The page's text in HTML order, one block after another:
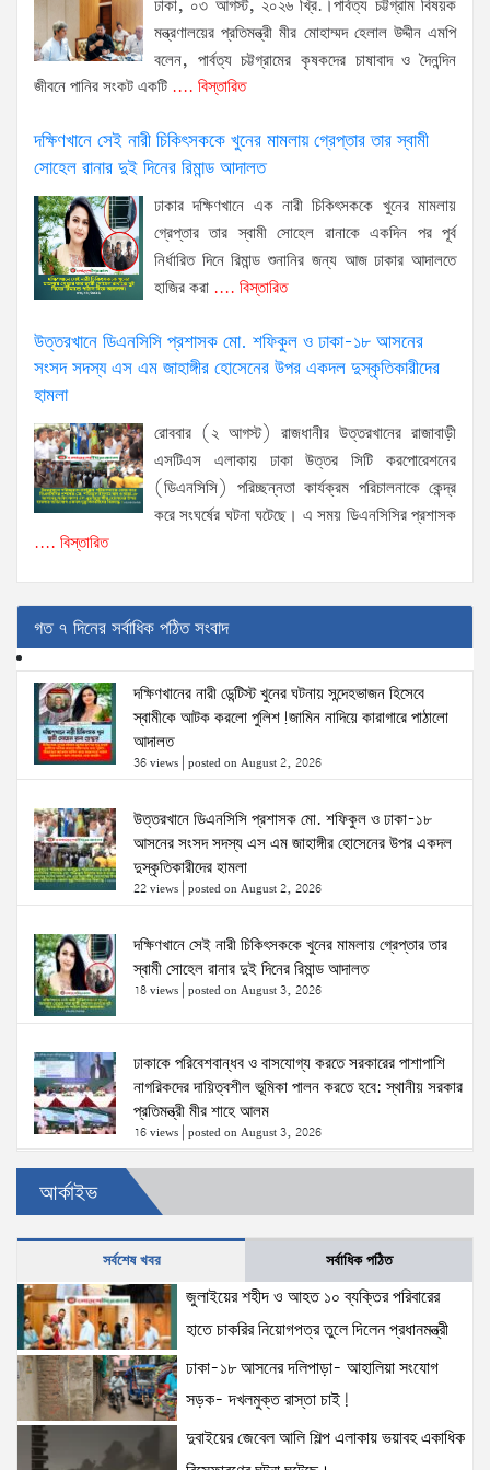
ঢাকা, ০৩ আগস্ট, ২০২৬ খ্রি.।পার্বত্য চট্টগ্রাম বিষয়ক
মন্ত্রণালয়ের প্রতিমন্ত্রী মীর মোহাম্মদ হেলাল উদ্দীন এমপি
বলেন, পার্বত্য চট্টগ্রামের কৃষকদের চাষাবাদ ও দৈনন্দিন
জীবনে পানির সংকট একটি .... বিস্তারিত
দক্ষিণখানে সেই নারী চিকিৎসককে খুনের মামলায় গ্রেপ্তার তার স্বামী
সোহেল রানার দুই দিনের রিমান্ড আদালত
ঢাকার দক্ষিণখানে এক নারী চিকিৎসককে খুনের মামলায়
গ্রেপ্তার তার স্বামী সোহেল রানাকে একদিন পর পূর্ব
নির্ধারিত দিনে রিমান্ড শুনানির জন্য আজ ঢাকার আদালতে
হাজির করা .... বিস্তারিত
উত্তরখানে ডিএনসিসি প্রশাসক মো. শফিকুল ও ঢাকা-১৮ আসনের
সংসদ সদস্য এস এম জাহাঙ্গীর হোসেনের উপর একদল দুস্কৃতিকারীদের
হামলা
রোববার (২ আগস্ট) রাজধানীর উত্তরখানের রাজাবাড়ী
এসটিএস এলাকায় ঢাকা উত্তর সিটি করপোরেশনের
(ডিএনসিসি) পরিচ্ছন্নতা কার্যক্রম পরিচালনাকে কেন্দ্র
করে সংঘর্ষের ঘটনা ঘটেছে। এ সময় ডিএনসিসির প্রশাসক
.... বিস্তারিত
গত ৭ দিনের সর্বাধিক পঠিত সংবাদ
দক্ষিণখানের নারী ডেন্টিস্ট খুনের ঘটনায় সন্দেহভাজন হিসেবে
স্বামীকে আটক করলো পুলিশ!জামিন নাদিয়ে কারাগারে পাঠালো
আদালত
36 views posted on August 2, 2026
উত্তরখানে ডিএনসিসি প্রশাসক মো. শফিকুল ও ঢাকা-১৮
আসনের সংসদ সদস্য এস এম জাহাঙ্গীর হোসেনের উপর একদল
দুস্কৃতিকারীদের হামলা
22 views posted on August 2, 2026
দক্ষিণখানে সেই নারী চিকিৎসককে খুনের মামলায় গ্রেপ্তার তার
স্বামী সোহেল রানার দুই দিনের রিমান্ড আদালত
18 views posted on August 3, 2026
ঢাকাকে পরিবেশবান্ধব ও বাসযোগ্য করতে সরকারের পাশাপাশি
নাগরিকদের দায়িত্বশীল ভূমিকা পালন করতে হবে: স্থানীয় সরকার
প্রতিমন্ত্রী মীর শাহে আলম
16 views posted on August 3, 2026
স্বরাষ্ট্রমন্ত্রীর সঙ্গে অস্ট্রেলিয়ার নাগরিকত্ব, কাস্টম ও
বহুসংস্কৃতি বিষয়ক সহকারী মন্ত্রীর সাক্ষাৎ
15 views|posted on August 3, 2026
দুবাইয়ের জেবেল আলি শিল্প এলাকায় ভয়াবহ একাধিক
বিস্ফোরণের ঘটনা ঘটেছে।
15 views
ঢাকা-১৮ আসনের দলিপাড়া- আহালিয়া সংযোগ সড়ক-
দখলমুক্ত রাস্তা চাই!
আর্কাইভ
সর্বশেষ খবর সর্বাধিক পঠিত
জুলাইয়ের শহীদ ও আহত ১০ ব্যক্তির পরিবারের
হাতে চাকরির নিয়োগপত্র তুলে দিলেন প্রধানমন্ত্রী
ঢাকা-১৮ আসনের দলিপাড়া- আহালিয়া সংযোগ
সড়ক- দখলমুক্ত রাস্তা চাই!
দুবাইয়ের জেবেল আলি শিল্প এলাকায় ভয়াবহ একাধিক